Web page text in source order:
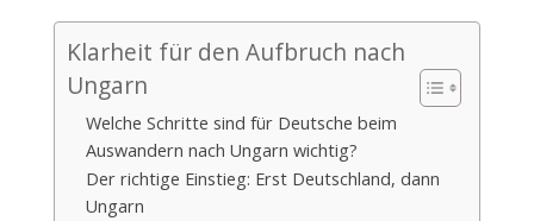
Klarheit für den Aufbruch nach
Ungarn
Welche Schritte sind für Deutsche beim
Auswandern nach Ungarn wichtig?
Der richtige Einstieg: Erst Deutschland, dann
Ungarn